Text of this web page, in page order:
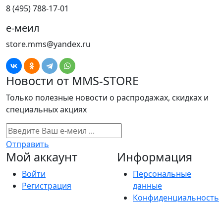
8 (495) 788-17-01
е-меил
store.mms@yandex.ru
Новости от MMS-STORE
Только полезные новости о распродажах, скидках и
специальных акциях
Отправить
Мой аккаунт
Войти
Регистрация
Информация
Персональные
данные
Конфиденциальность